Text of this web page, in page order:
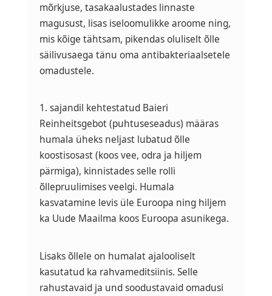
mõrkjuse, tasakaalustades linnaste
magusust, lisas iseloomulikke aroome ning,
mis kõige tähtsam, pikendas oluliselt õlle
säilivusaega tänu oma antibakteriaalsetele
omadustele.
1. sajandil kehtestatud Baieri
Reinheitsgebot (puhtuseseadus) määras
humala üheks neljast lubatud õlle
koostisosast (koos vee, odra ja hiljem
pärmiga), kinnistades selle rolli
õllepruulimises veelgi. Humala
kasvatamine levis üle Euroopa ning hiljem
ka Uude Maailma koos Euroopa asunikega.
Lisaks õllele on humalat ajalooliselt
kasutatud ka rahvameditsiinis. Selle
rahustavaid ja und soodustavaid omadusi